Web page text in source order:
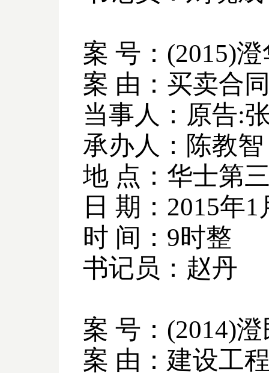
案 号： (2015)澄
案 由：买卖合
当事人：原告:
承办人：陈教智
地 点：华士第
日 期： 2015年1
时 间： 9时整
书记员：赵丹
案 号： (2014)澄
案 由：建设工